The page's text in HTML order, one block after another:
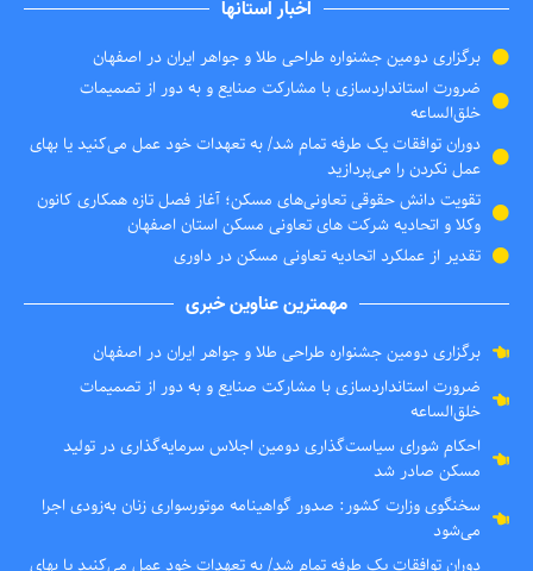
اخبار استانها
برگزاری دومین جشنواره طراحی طلا و جواهر ایران در اصفهان
ضرورت استانداردسازی با مشارکت صنایع و به دور از تصمیمات
خلق‌الساعه
دوران توافقات یک طرفه تمام شد/ به تعهدات خود عمل می‌کنید یا بهای
عمل نکردن را می‌پردازید
تقویت دانش حقوقی تعاونی‌های مسکن؛ آغاز فصل تازه همکاری کانون
وکلا و اتحادیه شرکت های تعاونی مسکن استان اصفهان
تقدیر از عملکرد اتحادیه تعاونی مسکن در داوری
مهمترین عناوین خبری
برگزاری دومین جشنواره طراحی طلا و جواهر ایران در اصفهان
ضرورت استانداردسازی با مشارکت صنایع و به دور از تصمیمات
خلق‌الساعه
احکام شورای سیاست‌گذاری دومین اجلاس سرمایه‌گذاری در تولید
مسکن صادر شد
سخنگوی وزارت کشور: صدور گواهینامه موتورسواری زنان به‌زودی اجرا
می‌شود
دوران توافقات یک طرفه تمام شد/ به تعهدات خود عمل می‌کنید یا بهای